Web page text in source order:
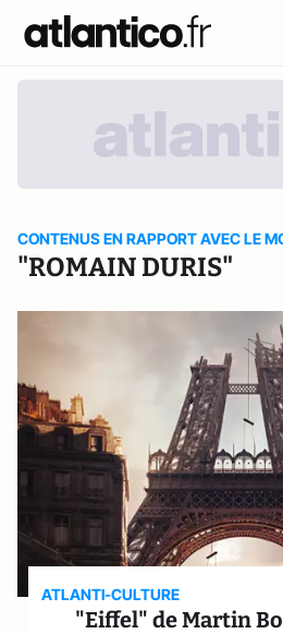
CONTENUS EN RAPPORT AVEC LE
"ROMAIN DURIS"
ATLANTI-CULTURE
"Eiffel" de Martin